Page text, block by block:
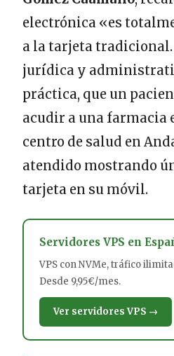
electrónica «es
a la tarjeta
jurídica y
práctica, que un
acudir a una farmacia
centro de salud en
atendido mostrando
tarjeta en su móvil.
Servidores VPS en
VPS con NVMe, tráfico
Desde 9,95€/mes.
Ver servidores VPS →